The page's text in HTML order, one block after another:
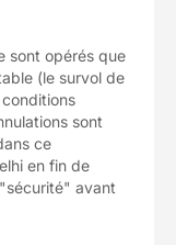
sont opérés que
(le survol de
sont
ce
en fin de
avant